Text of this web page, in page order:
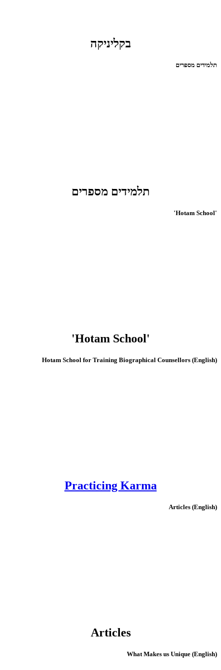
בקליניקה
תלמידים מספרים
תלמידים מספרים
'Hotam School'
'Hotam School'
(English) Hotam School for Training Biographical Counsellors
Practicing Karma
(English) Articles
Articles
(English) What Makes us Unique